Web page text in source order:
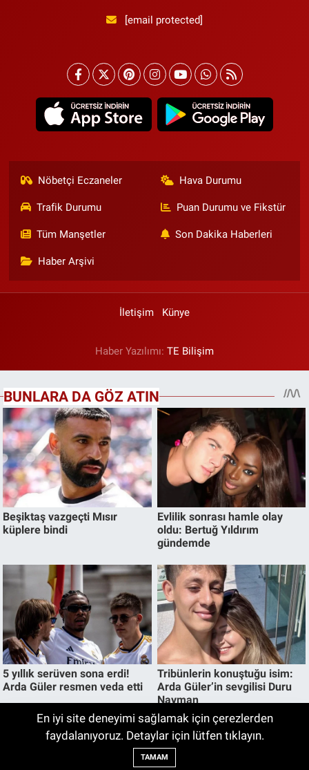
[email protected]
Nöbetçi Eczaneler Hava Durumu
Trafik Durumu Puan Durumu ve Fikstür
Tüm Manşetler Son Dakika Haberleri
Haber Arşivi
İletişim Künye
Haber Yazılımı: TE Bilişim
En iyi site deneyimi sağlamak için çerezlerden
faydalanıyoruz. Detaylar için lütfen tıklayın.
TAMAM
Muğla’da deprem oldu!